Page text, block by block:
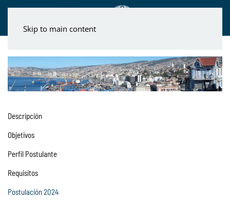
Skip to main content
Descripción
Objetivos
Perfil Postulante
Requisitos
Postulación 2024